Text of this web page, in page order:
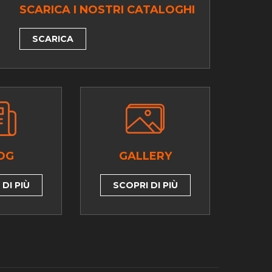
SCARICA I NOSTRI CATALOGHI
SCARICA
DI PIÙ
GALLERY
SCOPRI DI PIÙ